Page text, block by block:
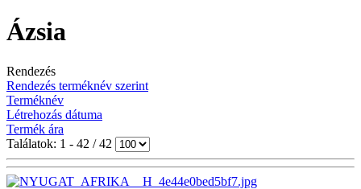
Ázsia
Rendezés
Rendezés terméknév szerint
Terméknév
Létrehozás dátuma
Termék ára
Találatok: 1 - 42 / 42